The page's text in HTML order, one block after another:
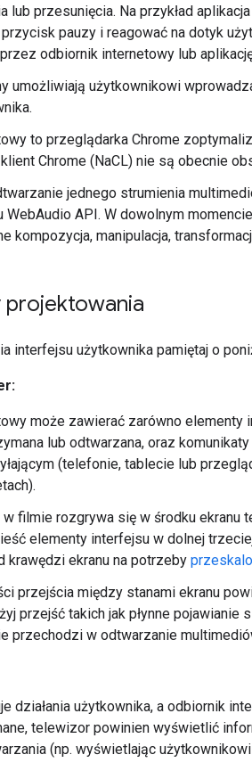
lub przesunięcia. Na przykład
przycisk pauzy i reagować na dotyk
przez odbiornik internetowy lub
umożliwiają użytkownikowi
to przeglądarka Chrome
klient Chrome (NaCL) nie są obecnie
jednego strumienia
WebAudio API. W dowolnym
kompozycja, manipulacja,
projektowania
interfejsu użytkownika pamiętaj o
może zawierać zarówno
lub odtwarzana, oraz
(telefonie, tablecie lub
w filmie rozgrywa się w środku
elementy interfejsu w dolnej
krawędzi ekranu na potrzeby
przejścia między stanami ekranu
przejść takich jak płynne
przechodzi w odtwarzanie
działania użytkownika, a odbiornik
telewizor powinien wyświetlić
(np. wyświetlając